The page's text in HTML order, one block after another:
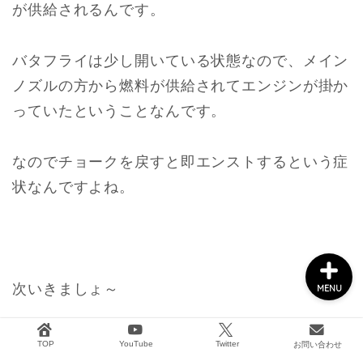
が供給されるんです。
バタフライは少し開いている状態なので、メイン
ノズルの方から燃料が供給されてエンジンが掛か
っていたということなんです。
なのでチョークを戻すと即エンストするという症
状なんですよね。
次いきましょ～
TOP YouTube Twitter お問い合わせ
MENU
船外機メンテナンス
タックル&ボート用品
2馬力ボート釣り